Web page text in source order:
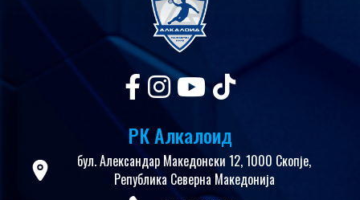
РК Алкалоид
бул. Александар Македонски 12, 1000 Скопје,
Република Северна Македонија